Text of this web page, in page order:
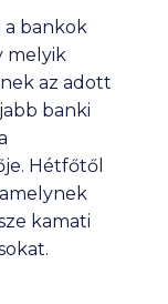
a bankok
melyik
az adott
banki
Hétfőtől
kamati